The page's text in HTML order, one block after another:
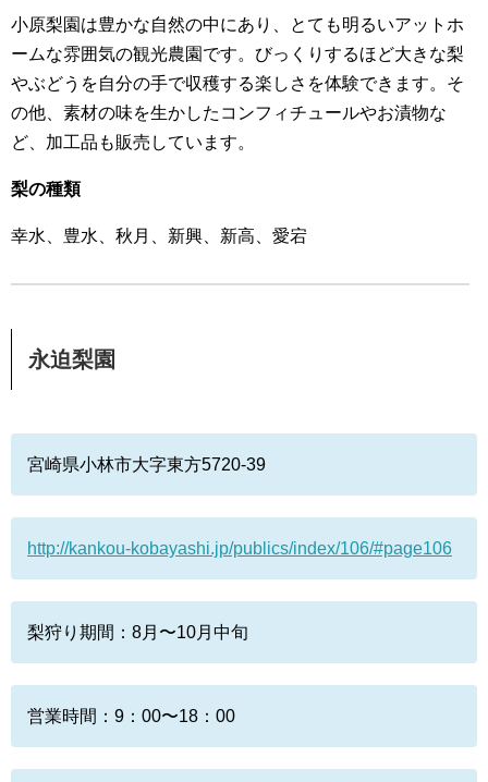
小原梨園は豊かな自然の中にあり、とても明るいアットホ
ームな雰囲気の観光農園です。びっくりするほど大きな梨
やぶどうを自分の手で収穫する楽しさを体験できます。そ
の他、素材の味を生かしたコンフィチュールやお漬物な
ど、加工品も販売しています。
梨の種類
幸水、豊水、秋月、新興、新高、愛宕
永迫梨園
宮崎県小林市大字東方5720-39
http://kankou-kobayashi.jp/publics/index/106/#page106
梨狩り期間：8月〜10月中旬
営業時間：9：00〜18：00